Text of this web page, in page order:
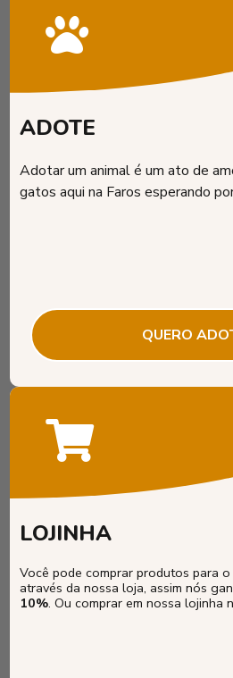
ADOTE
Adotar um animal é um ato de
gatos aqui na Faros esperando
QUERO
LOJINHA
Você pode comprar produtos para
através da nossa loja, assim nós
10%. Ou comprar em nossa lojinha